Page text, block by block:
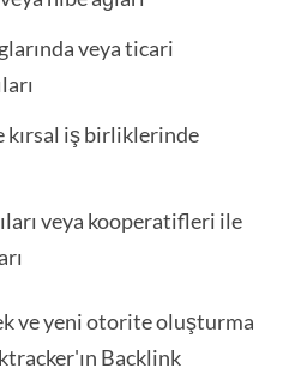
veya ticari
kırsal iş birliklerinde
veya kooperatifleri ile
ve yeni otorite oluşturma
Backlink